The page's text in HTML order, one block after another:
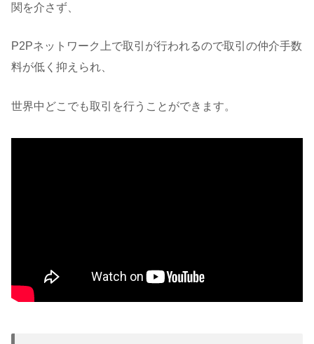
関を介さず、
P2Pネットワーク上で取引が行われるので取引の仲介手数
料が低く抑えられ、
世界中どこでも取引を行うことができます。